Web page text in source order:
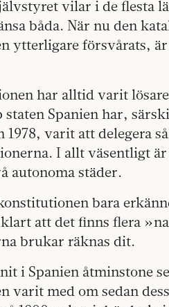
vilar i de flesta
båda. När nu den
ytterligare försvårats,
har alltid varit
Spanien har,
varit att delegera
I allt väsentligt är
autonoma städer.
bara
att det finns flera
brukar räknas dit.
i Spanien åtminstone
varit med om sedan